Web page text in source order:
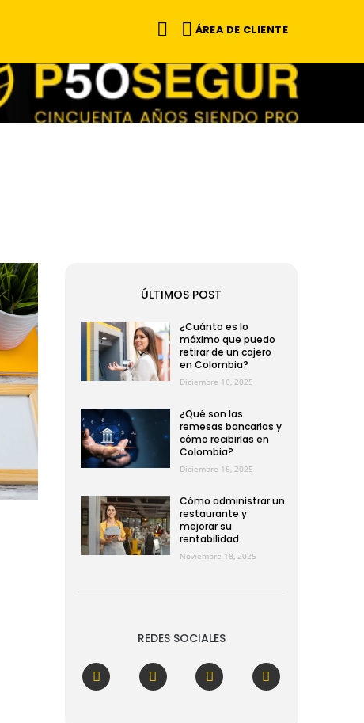
ÁREA DE CLIENTE
ÚLTIMOS POST
¿Cuánto es lo
máximo que puedo
retirar de un cajero
en Colombia?
Diciembre 16, 2025
¿Qué son las
remesas bancarias y
cómo recibirlas en
Colombia?
Diciembre 16, 2025
Cómo administrar un
restaurante y
mejorar su
rentabilidad
Noviembre 18, 2025
REDES SOCIALES